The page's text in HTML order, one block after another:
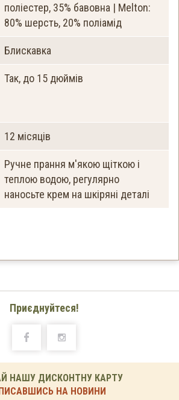
поліестер, 35% бавовна | Melton:
80% шерсть, 20% поліамід
Блискавка
Так, до 15 дюймів
12 місяців
Ручне прання м'якою щіткою і
теплою водою, регулярно
наносьте крем на шкіряні деталі
Приєднуйтеся!
НАШУ ДИСКОНТНУ КАРТУ
НА НОВИНИ